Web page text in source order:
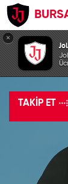
TAKIP ET
×